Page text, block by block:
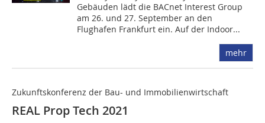
Gebäuden lädt die BACnet Interest Group
am 26. und 27. September an den
Flughafen Frankfurt ein. Auf der Indoor...
mehr
Zukunftskonferenz der Bau- und Immobilienwirtschaft
REAL Prop Tech 2021